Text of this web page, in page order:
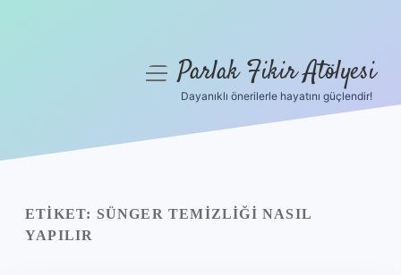
Yasal Uyarı
menüyüParlak Fikir Atölyesi
Dayanıklı önerilerle hayatını güçlendir!
ETIKET: SÜNGER TEMIZLIĞI NASIL
YAPILIR